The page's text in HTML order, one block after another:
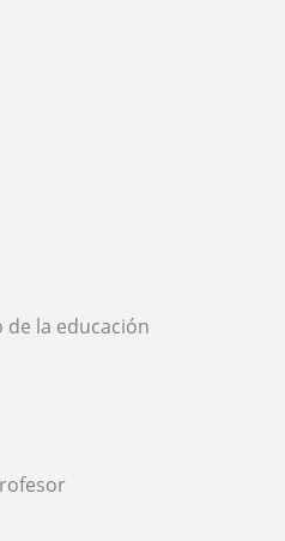
la educación